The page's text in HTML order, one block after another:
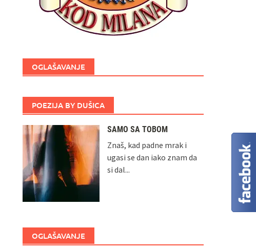
OGLAŠAVANJE
POEZIJA BY DUŠICA
SAMO SA TOBOM
Znaš, kad padne mrak i
ugasi se dan iako znam da
si dal...
OGLAŠAVANJE